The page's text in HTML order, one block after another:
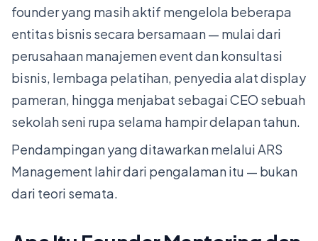
founder yang masih aktif mengelola beberapa
entitas bisnis secara bersamaan — mulai dari
perusahaan manajemen event dan konsultasi
bisnis, lembaga pelatihan, penyedia alat display
pameran, hingga menjabat sebagai CEO sebuah
sekolah seni rupa selama hampir delapan tahun.
Pendampingan yang ditawarkan melalui ARS
Management lahir dari pengalaman itu — bukan
dari teori semata.